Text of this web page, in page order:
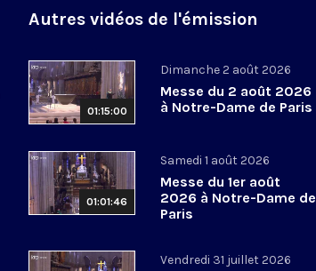
Autres vidéos de l'émission
01:15:00
Dimanche 2 août 2026
Messe du 2 août 2026
à Notre-Dame de Paris
01:01:46
Samedi 1 août 2026
Messe du 1er août
2026 à Notre-Dame de
Paris
Vendredi 31 juillet 2026